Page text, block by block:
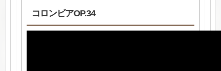
コロンビアOP.34